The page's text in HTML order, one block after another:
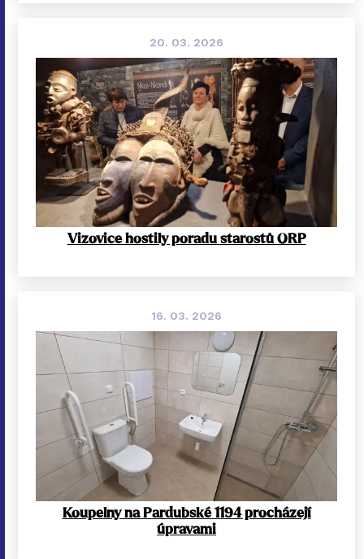
20. 03. 2026
Vizovice hostily poradu starostů ORP
16. 03. 2026
Koupelny na Pardubské 1194 procházejí
úpravami